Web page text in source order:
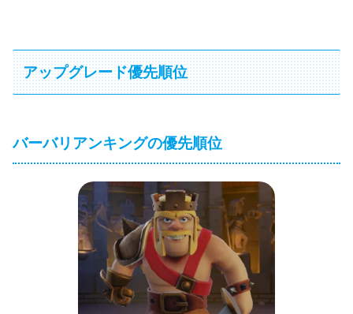
アップグレード優先順位
バーバリアンキングの優先順位